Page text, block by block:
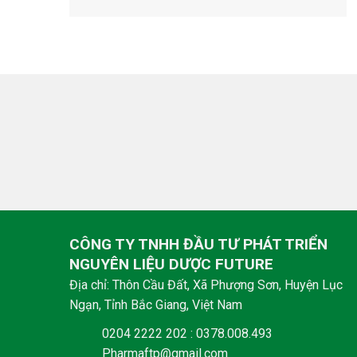
CÔNG TY TNHH ĐẦU TƯ PHÁT TRIỂN
NGUYÊN LIỆU DƯỢC FUTURE
Địa chỉ: Thôn Cầu Đất, Xã Phượng Sơn, Huyện Lục
Ngạn, Tỉnh Bắc Giang, Việt Nam
0204 2222 202 : 0378.008.493
Pharmaftp@gmail.com